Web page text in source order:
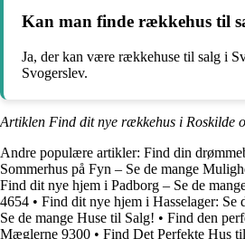
Kan man finde rækkehus til
Ja, der kan være rækkehuse til salg i
Svogerslev.
Artiklen Find dit nye rækkehus i Roskilde
Andre populære artikler: Find din
Sommerhus på Fyn – Se de mange
Find dit nye hjem i Padborg – Se de
4654 • Find dit nye hjem i Hasselager: Se
Se de mange Huse til Salg! • Find den
Mæglerne 9300 • Find Det Perfekte Hus